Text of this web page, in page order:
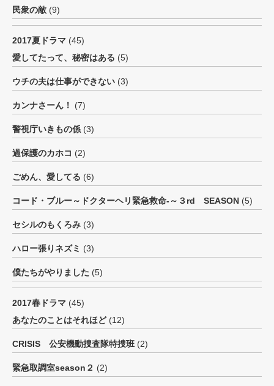
民衆の敵 (9)
2017夏ドラマ (45)
愛してたって、秘密はある (5)
ウチの夫は仕事ができない (3)
カンナさーん！ (7)
警視庁いきもの係 (3)
過保護のカホコ (2)
ごめん、愛してる (6)
コード・ブルー～ドクターヘリ緊急救命-～３rd SEASON (5)
セシルのもくろみ (3)
ハロー張りネズミ (3)
僕たちがやりました (5)
2017春ドラマ (45)
あなたのことはそれほど(12)
CRISIS 公安機動捜査隊特捜班 (2)
緊急取調室season２ (2)